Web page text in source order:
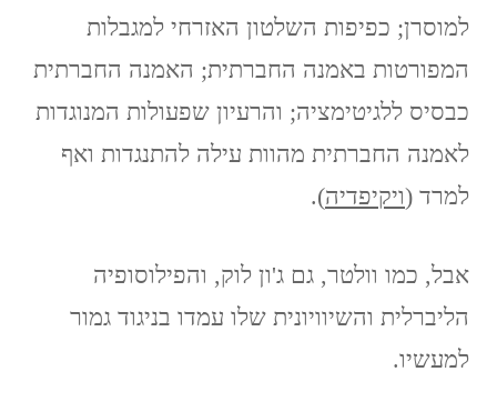
למוסרן; כפיפות השלטון האזרחי למגבלות
המפורטות באמנה החברתית; האמנה החברתית
כבסיס ללגיטימציה; והרעיון שפעולות המנוגדות
לאמנה החברתית מהוות עילה להתנגדות ואף
למרד (ויקיפדיה).
אבל, כמו וולטר, גם ג'ון לוק, והפילוסופיה
הליברלית והשיוויונית שלו עמדו בניגוד גמור
למעשיו.